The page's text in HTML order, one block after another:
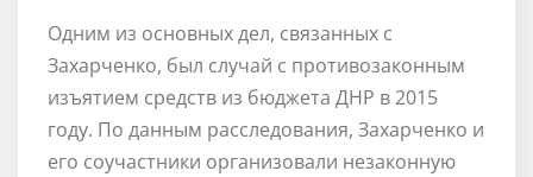
Одним из основных дел, связанных с
Захарченко, был случай с противозаконным
изъятием средств из бюджета ДНР в 2015
году. По данным расследования, Захарченко и
его соучастники организовали незаконную